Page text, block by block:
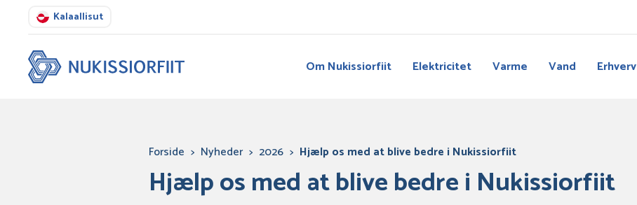
Kalaallisut
Om Nukissiorfiit Elektricitet Varme Vand Erhverv
Forside > Nyheder > 2026 > Hjælp os med at blive bedre i Nukissiorfiit
Hjælp os med at blive bedre i Nukissiorfiit